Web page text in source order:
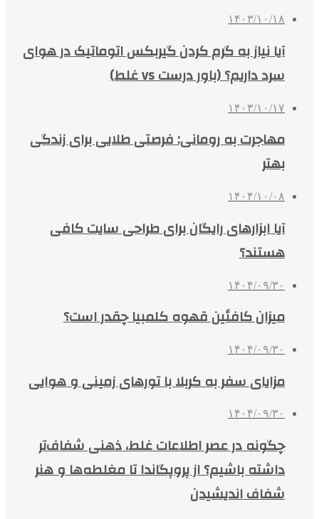
۱۴۰۳/۱۰/۱۸
آیا نیاز به گرم کردن گیربکس اتوماتیک در هوای
سرد داریم؟ (باور درست vs غلط)
۱۴۰۳/۱۰/۱۷
مهاجرت به رومانی: فرصتی طلایی برای زندگی
بهتر
۱۴۰۴/۱۰/۰۸
آیا ابزارهای رایگان برای طراحی سایت کافی
هستند؟
۱۴۰۴/۰۹/۳۰
میزان کافئین قهوه کلمبیا چقدر است؟
۱۴۰۴/۰۹/۳۰
مزایای سفر به کربلا با تورهای زمینی و هوایی
۱۴۰۴/۰۹/۳۰
چگونه در عصر اطلاعات غلط، ذهنی شفاف‌تر
داشته باشیم؟ از پروپگاندا تا مغلطه‌ها و هنر
شفاف اندیشیدن